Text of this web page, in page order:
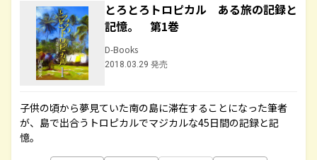
とろとろトロピカル ある旅の記録と
記憶。 第1巻
D-Books
2018.03.29 発売
子供の頃から夢見ていた南の島に滞在することになった筆者
が、島で出合うトロピカルでマジカルな45日間の記録と記
憶。